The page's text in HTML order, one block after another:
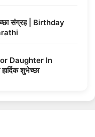
संग्रह | Birthday
Daughter In
शुभेच्छा